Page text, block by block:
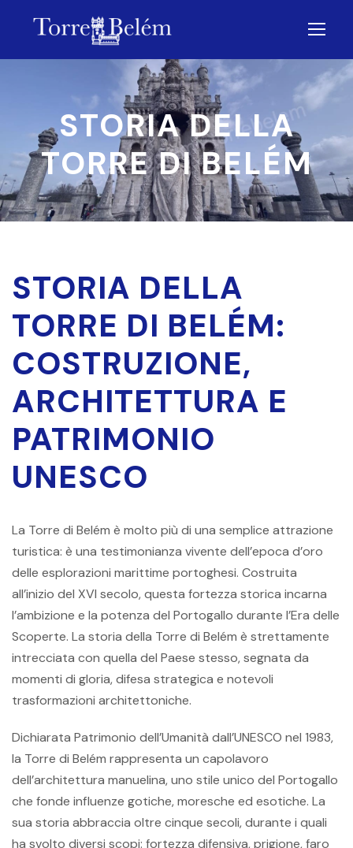
STORIA DELLA
TORRE DI BELÉM
STORIA DELLA
TORRE DI BELÉM:
COSTRUZIONE,
ARCHITETTURA E
PATRIMONIO
UNESCO
La Torre di Belém è molto più di una semplice attrazione
turistica: è una testimonianza vivente dell’epoca d’oro
delle esplorazioni marittime portoghesi. Costruita
all’inizio del XVI secolo, questa fortezza storica incarna
l’ambizione e la potenza del Portogallo durante l’Era delle
Scoperte. La storia della Torre di Belém è strettamente
intrecciata con quella del Paese stesso, segnata da
momenti di gloria, difesa strategica e notevoli
trasformazioni architettoniche.
Dichiarata Patrimonio dell’Umanità dall’UNESCO nel 1983,
la Torre di Belém rappresenta un capolavoro
dell’architettura manuelina, uno stile unico del Portogallo
che fonde influenze gotiche, moresche ed esotiche. La
sua storia abbraccia oltre cinque secoli, durante i quali
ha svolto diversi scopi: fortezza difensiva, prigione, faro